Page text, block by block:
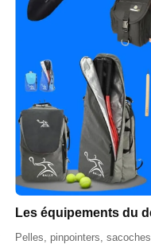
Les équipements du
Pelles, pinpointers,